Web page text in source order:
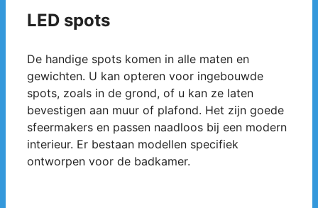
LED spots
De handige spots komen in alle maten en
gewichten. U kan opteren voor ingebouwde
spots, zoals in de grond, of u kan ze laten
bevestigen aan muur of plafond. Het zijn goede
sfeermakers en passen naadloos bij een modern
interieur. Er bestaan modellen specifiek
ontworpen voor de badkamer.